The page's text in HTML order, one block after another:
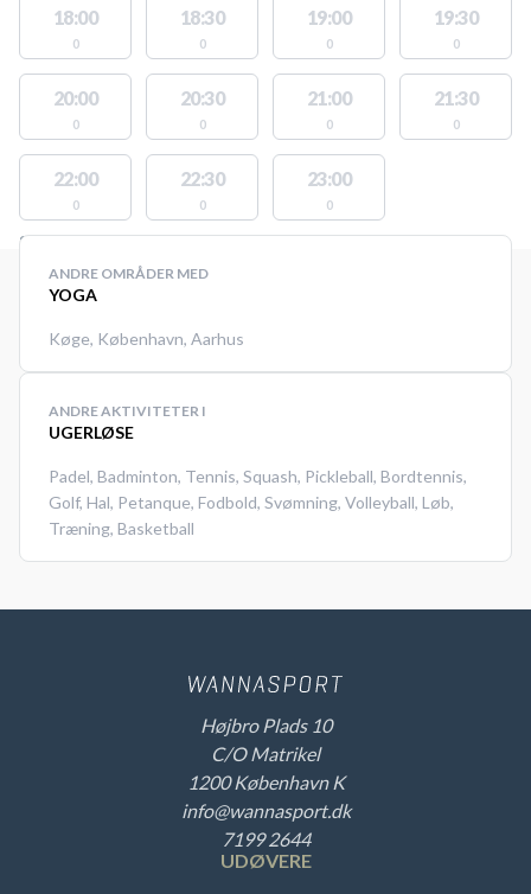
18:00
0
18:30
0
19:00
0
19:30
0
20:00
0
20:30
0
21:00
0
21:30
0
22:00
0
22:30
0
23:00
0
STEDER MED LEDIGE AKTIVITETER
ANDRE OMRÅDER MED
YOGA
Køge, København, Aarhus
ANDRE AKTIVITETER I
UGERLØSE
Padel, Badminton, Tennis, Squash, Pickleball, Bordtennis,
Golf, Hal, Petanque, Fodbold, Svømning, Volleyball, Løb,
Træning, Basketball
Højbro Plads 10
C/O Matrikel
1200 København K
info@wannasport.dk
7199 2644
UDØVERE